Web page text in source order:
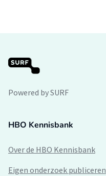
Powered by SURF
HBO Kennisbank
Over de HBO Kennisbank
Eigen onderzoek publiceren